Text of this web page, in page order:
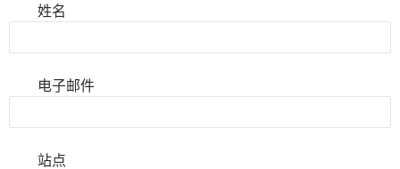
姓名
电子邮件
站点